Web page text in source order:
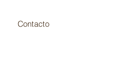
Contacto